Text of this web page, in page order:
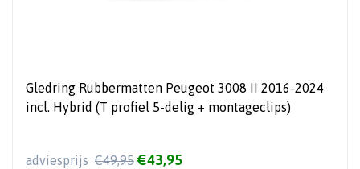
Gledring Rubbermatten Peugeot 3008 II 2016-2024
incl. Hybrid (T profiel 5-delig + montageclips)
adviesprijs €49,95 €43,95